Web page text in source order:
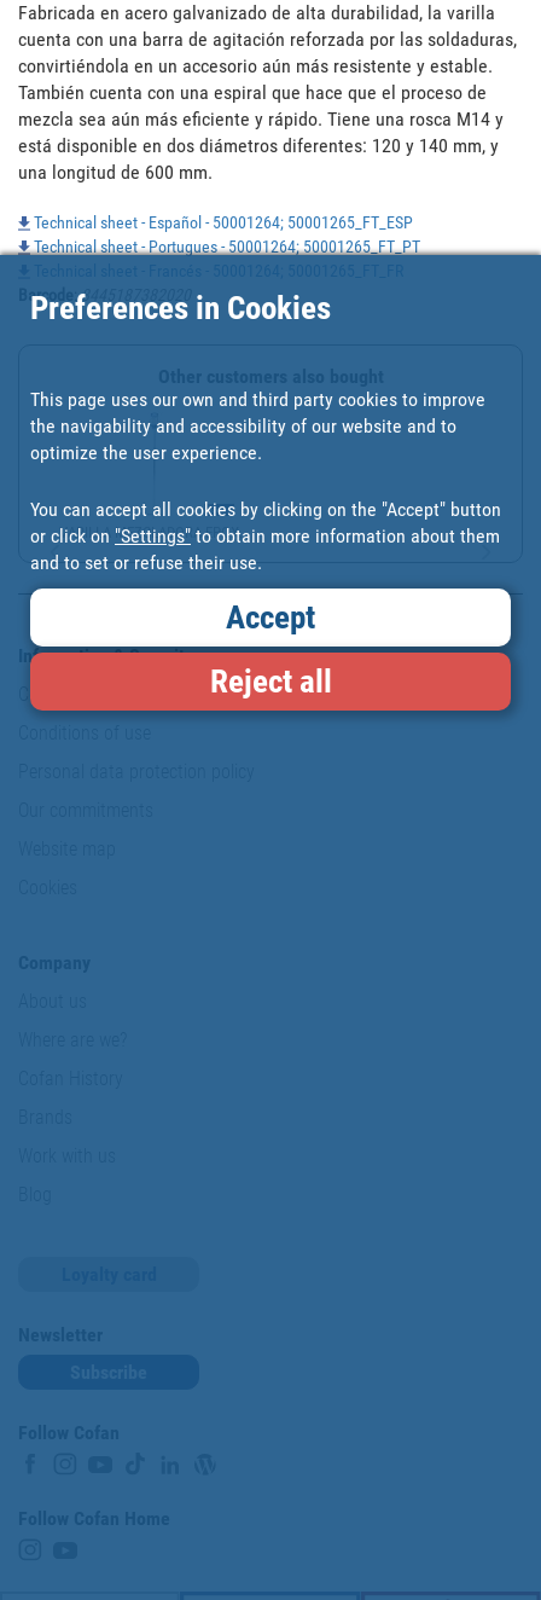
Fabricada en acero galvanizado de alta durabilidad, la varilla
cuenta con una barra de agitación reforzada por las soldaduras,
convirtiéndola en un accesorio aún más resistente y estable.
También cuenta con una espiral que hace que el proceso de
mezcla sea aún más eficiente y rápido. Tiene una rosca M14 y
está disponible en dos diámetros diferentes: 120 y 140 mm, y
una longitud de 600 mm.
Technical sheet - Español - 50001264; 50001265_FT_ESP
Technical sheet - Portugues - 50001264; 50001265_FT_PT
Barcode
:8445187382020
VARILLA MEZCLADORA EPOX...
Information & Security
Copyright
Preferences in Cookies
This page uses our own and third party cookies to improve
the navigability and accessibility of our website and to
optimize the user experience.
You can accept all cookies by clicking on the "Accept" button
or click on "Settings" to obtain more information about them
and to set or refuse their use.
Accept
Reject all